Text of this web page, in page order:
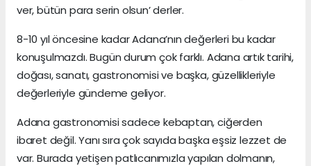
ver, bütün para serin olsun’ derler.
8-10 yıl öncesine kadar Adana’nın değerleri bu kadar
konuşulmazdı. Bugün durum çok farklı. Adana artık tarihi,
doğası, sanatı, gastronomisi ve başka, güzellikleriyle
değerleriyle gündeme geliyor.
Adana gastronomisi sadece kebaptan, ciğerden
ibaret değil. Yanı sıra çok sayıda başka eşsiz lezzet de
var. Burada yetişen patlıcanımızla yapılan dolmanın,